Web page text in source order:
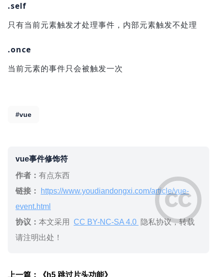
.self
只有当前元素触发才处理事件，内部元素触发不处理
.once
当前元素的事件只会被触发一次
#vue
vue事件修饰符
作者： 有点东西
链接：
https://www.youdiandongxi.com/article/vue-
event.html
协议： 本文采用 CC BY-NC-SA 4.0 隐私协议，转载
请注明出处！
上一篇：《h5 跳过片头功能》